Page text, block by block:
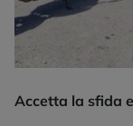
Accetta la sfida